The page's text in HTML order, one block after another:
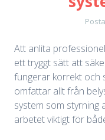
Att anlita
ett tryggt sätt att
fungerar korrekt och
omfattar allt från
system som styrning
arbetet viktigt för